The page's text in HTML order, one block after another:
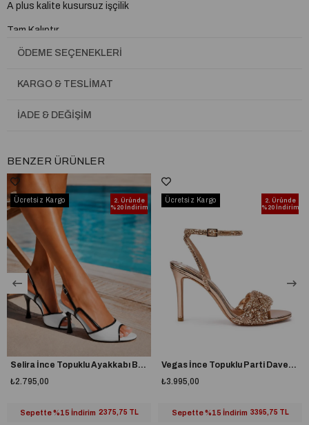
A plus kalite kusursuz işçilik
Tam Kalıptır.
ÖDEME SEÇENEKLERI
KARGO & TESLIMAT
İADE & DEĞIŞIM
BENZER ÜRÜNLER
2. Üründe
%20 İndirim
Selira İnce Topuklu Ayakkabı Beyaz
₺2.795,00
Sepette %15 İndirim 2375,75 TL
Ücretsiz Kargo
2. Üründe
%20 İndirim
Vegas İnce Topuklu Parti Davet Ayakkabısı Gold
₺3.995,00
Sepette %15 İndirim 3395,75 TL
Ücretsiz Kargo